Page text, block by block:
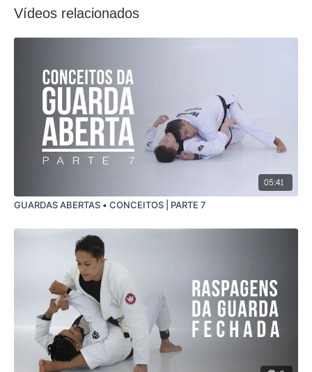
Vídeos relacionados
05:41
GUARDAS ABERTAS • CONCEITOS | PARTE 7